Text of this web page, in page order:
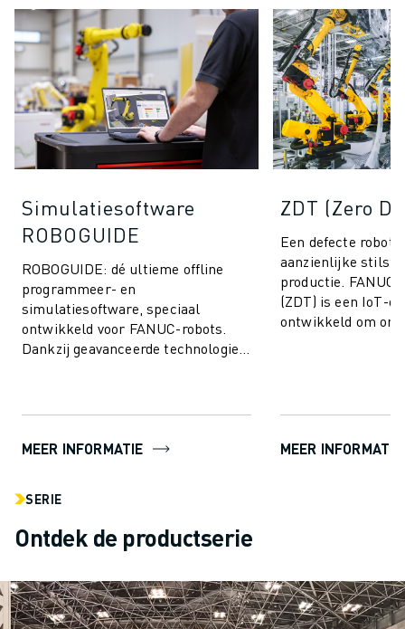
Simulatiesoftware
ROBOGUIDE
ROBOGUIDE: dé ultieme offline
programmeer- en
simulatiesoftware, speciaal
ontwikkeld voor FANUC-robots.
Dankzij geavanceerde technologie
MEER INFORMATIE
ZDT (Zero
Een defecte robot
aanzienlijke
productie. FANUC
(ZDT) is een IoT-
ontwikkeld om
MEER INFORMATIE
SERIE
Ontdek de productserie